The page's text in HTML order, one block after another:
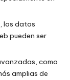
los datos
pueden ser
como
amplias de